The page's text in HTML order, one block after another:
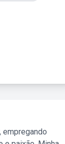
empregando